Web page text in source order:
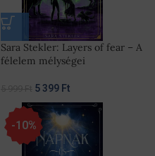
Sara Stekler: Layers of fear – A
félelem mélységei
5 399 Ft
-10%